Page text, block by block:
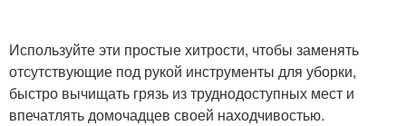
Используйте эти простые хитрости, чтобы заменять
отсутствующие под рукой инструменты для уборки,
быстро вычищать грязь из труднодоступных мест и
впечатлять домочадцев своей находчивостью.